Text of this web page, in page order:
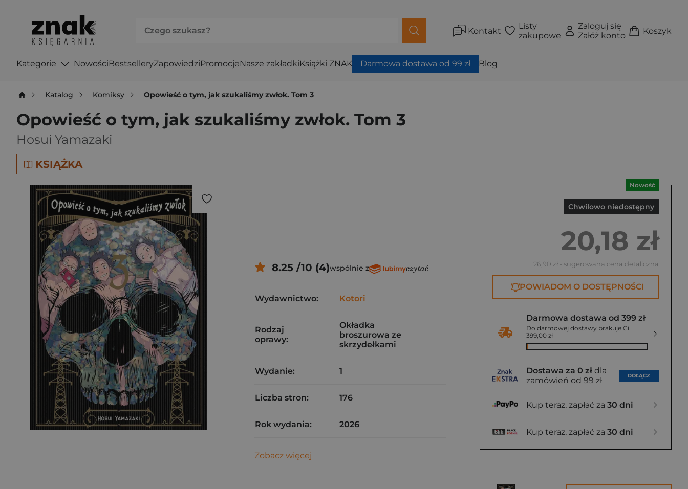
Kontakt
Listy
zakupowe
Zaloguj się
Załóż konto
Koszyk
Kategorie NowościBestselleryZapowiedziPromocjeNasze zakładkiKsiążki ZNAK Darmowa dostawa od 99 zł Blog
Katalog Komiksy Opowieść o tym, jak szukaliśmy zwłok. Tom 3
Opowieść o tym, jak szukaliśmy zwłok. Tom 3
Hosui Yamazaki
KSIĄŻKA
Nowość
Chwilowo niedostępny
20,18 zł
26,90 zł - sugerowana cena detaliczna
POWIADOM O DOSTĘPNOŚCI
Darmowa dostawa od 399 zł
Do darmowej dostawy brakuje Ci
399,00 zł
Dostawa za 0 zł dla
zamówień od 99 zł
DOŁĄCZ
Kup teraz, zapłać za 30 dni
Kup teraz, zapłać za 30 dni
8.25 /10 (4)wspólnie z
Wydawnictwo: Kotori
Rodzaj
oprawy:
Okładka
broszurowa ze
skrzydełkami
Wydanie: 1
Liczba stron: 176
Rok wydania: 2026
Zobacz więcej